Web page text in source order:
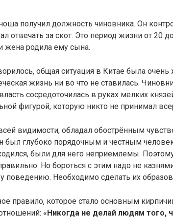
получил должность чиновника. Он
отвечать за скот. Это период жизни от 20
жена родила ему сына.
общая ситуация в Китае была
жизнь ни во что не ставилась.
сосредоточилась в руках мелких
фигурой, которую никто не принимал
видимости, обладал обострённым
был глубоко порядочным и честным
были для него неприемлемы. Поэтому
Но бороться с этим надо не
поведению. Необходимо сделать их
правило, которое стало основным
«Никогда не делай людям того,